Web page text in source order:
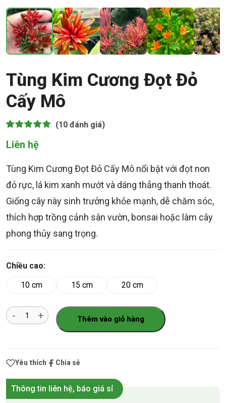
Tùng Kim Cương Đọt Đỏ
Cấy Mô
trên 5 dựa
trênđánh
(10 đánh giá)
Liên hệ
Tùng Kim Cương Đọt Đỏ Cấy Mô nổi bật với đọt non
đỏ rực, lá kim xanh mướt và dáng thẳng thanh thoát.
Giống cây này sinh trưởng khỏe mạnh, dễ chăm sóc,
thích hợp trồng cảnh sân vườn, bonsai hoặc làm cây
phong thủy sang trọng.
Chiều cao:
10 cm
15 cm 20 cm
Số
lượng
Thêm vào giỏ hàng
Yêu thích Chia sẻ
Thông tin liên hệ, báo giá sỉ